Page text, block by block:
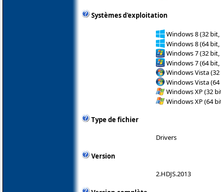
Systèmes d'exploitation
Windows 8 (32 bit,
Windows 8 (64 bit,
Windows 7 (32 bit,
Windows 7 (64 bit,
Windows Vista
Windows Vista
Windows XP (32
Windows XP (64
Type de fichier
Drivers
Version
2.HDJS.2013